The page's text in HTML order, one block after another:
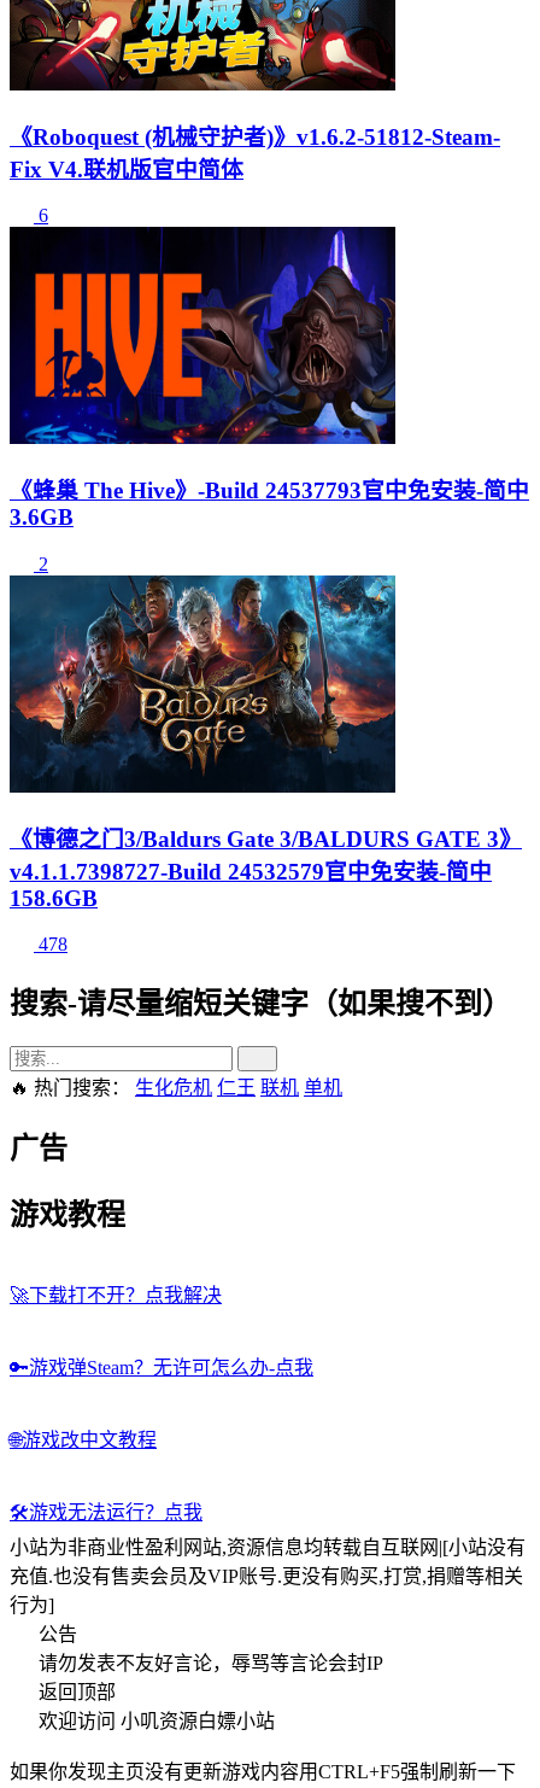
《Roboquest (机械守护者)》v1.6.2-51812-Steam-
Fix V4.联机版官中简体
6
《蜂巢 The Hive》-Build 24537793官中免安装-简中
3.6GB
2
《博德之门3/Baldurs Gate 3/BALDURS GATE 3》
v4.1.1.7398727-Build 24532579官中免安装-简中
158.6GB
478
搜索-请尽量缩短关键字（如果搜不到）
🔥 热门搜索： 生化危机 仁王 联机 单机
广告
游戏教程
🚀下载打不开？点我解决
🔑游戏弹Steam？无许可怎么办-点我
🌐游戏改中文教程
🛠️游戏无法运行？点我
小站为非商业性盈利网站,资源信息均转载自互联网|[小站没有
充值.也没有售卖会员及VIP账号.更没有购买,打赏,捐赠等相关
行为]
公告
请勿发表不友好言论，辱骂等言论会封IP
返回顶部
欢迎访问 小叽资源白嫖小站
如果你发现主页没有更新游戏内容用CTRL+F5强制刷新一下